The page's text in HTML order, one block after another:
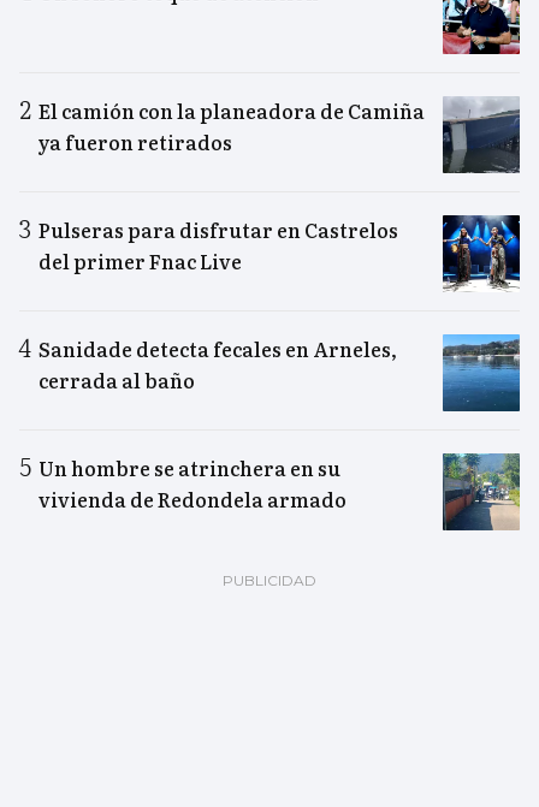
El camión con la planeadora de Camiña
ya fueron retirados
Pulseras para disfrutar en Castrelos
del primer Fnac Live
Sanidade detecta fecales en Arneles,
cerrada al baño
Un hombre se atrinchera en su
vivienda de Redondela armado